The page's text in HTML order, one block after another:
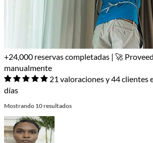
+24,000 reservas completadas | 🚀
manualmente
21 valoraciones y 44 clientes
días
Mostrando 10 resultados